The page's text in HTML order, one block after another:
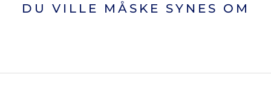
DU VILLE MÅSKE SYNES OM